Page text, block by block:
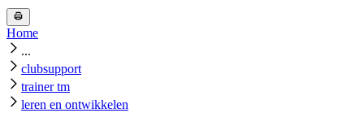
Home
...
clubsupport
trainer tm
leren en ontwikkelen